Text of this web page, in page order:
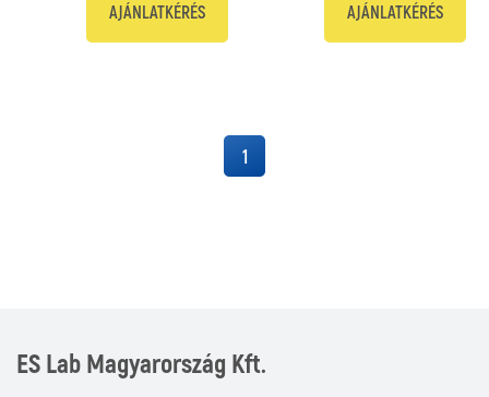
AJÁNLATKÉRÉS AJÁNLATKÉRÉS
1
ES Lab Magyarország Kft.